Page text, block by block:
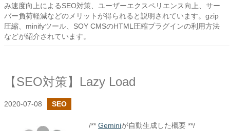
み速度向上によるSEO対策、ユーザーエクスペリエンス向上、サー
バー負荷軽減などのメリットが得られると説明されています。gzip
圧縮、minifyツール、SOY CMSのHTML圧縮プラグインの利用方法
などが紹介されています。
【SEO対策】Lazy Load
2020-07-08 SEO
/** Geminiが自動生成した概要 **/